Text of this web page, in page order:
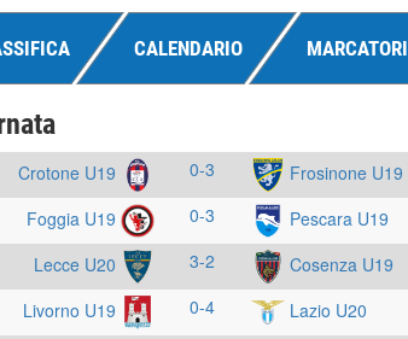
CALENDARIO MARCATORI
Crotone U19 0-3 Frosinone U19
Foggia U19 0-3 Pescara U19
Lecce U20 3-2 Cosenza U19
Livorno U19 0-4 Lazio U20